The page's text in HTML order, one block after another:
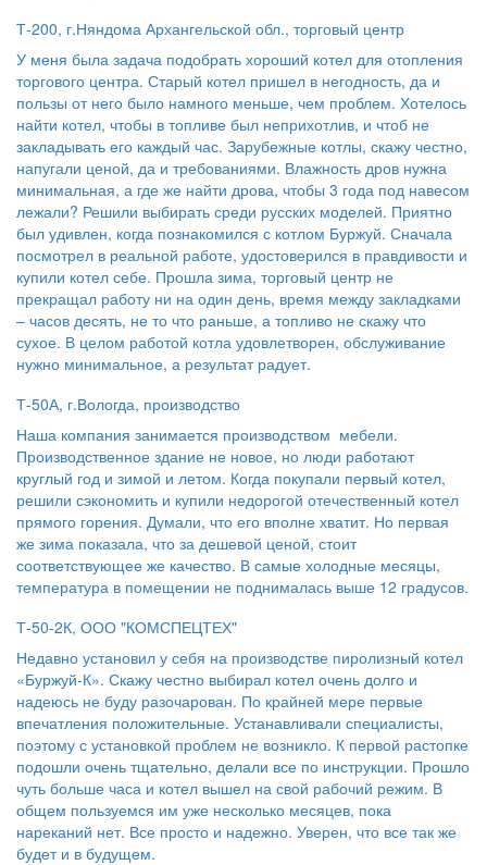
Т-200, г.Няндома Архангельской обл., торговый центр
У меня была задача подобрать хороший котел для отопления
торгового центра. Старый котел пришел в негодность, да и
пользы от него было намного меньше, чем проблем. Хотелось
найти котел, чтобы в топливе был неприхотлив, и чтоб не
закладывать его каждый час. Зарубежные котлы, скажу честно,
напугали ценой, да и требованиями. Влажность дров нужна
минимальная, а где же найти дрова, чтобы 3 года под навесом
лежали? Решили выбирать среди русских моделей. Приятно
был удивлен, когда познакомился с котлом Буржуй. Сначала
посмотрел в реальной работе, удостоверился в правдивости и
купили котел себе. Прошла зима, торговый центр не
прекращал работу ни на один день, время между закладками
– часов десять, не то что раньше, а топливо не скажу что
сухое. В целом работой котла удовлетворен, обслуживание
нужно минимальное, а результат радует.
Т-50А, г.Вологда, производство
Наша компания занимается производством мебели.
Производственное здание не новое, но люди работают
круглый год и зимой и летом. Когда покупали первый котел,
решили сэкономить и купили недорогой отечественный котел
прямого горения. Думали, что его вполне хватит. Но первая
же зима показала, что за дешевой ценой, стоит
соответствующее же качество. В самые холодные месяцы,
температура в помещении не поднималась выше 12 градусов.
Т-50-2К, ООО "КОМСПЕЦТЕХ"
Недавно установил у себя на производстве пиролизный котел
«Буржуй-К». Скажу честно выбирал котел очень долго и
надеюсь не буду разочарован. По крайней мере первые
впечатления положительные. Устанавливали специалисты,
поэтому с установкой проблем не возникло. К первой растопке
подошли очень тщательно, делали все по инструкции. Прошло
чуть больше часа и котел вышел на свой рабочий режим. В
общем пользуемся им уже несколько месяцев, пока
нареканий нет. Все просто и надежно. Уверен, что все так же
будет и в будущем.